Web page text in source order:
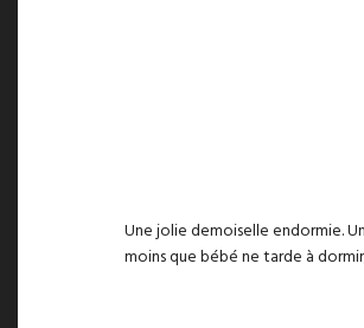
Une jolie demoiselle endormie.
moins que bébé ne tarde à